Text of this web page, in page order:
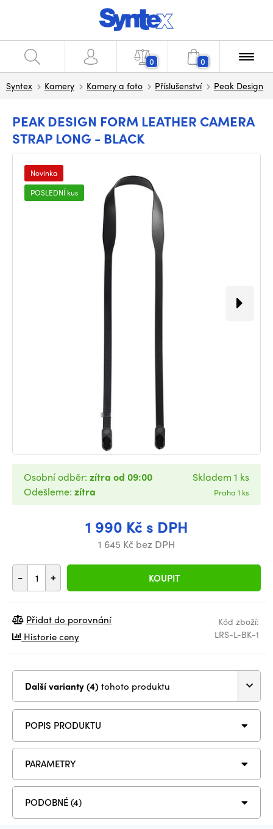
0 0
Syntex Kamery Kamery a foto Příslušenství Peak Design
PEAK DESIGN FORM LEATHER CAMERA
STRAP LONG - BLACK
Novinka
POSLEDNÍ kus
1 990 Kč s DPH
1 645 Kč bez DPH
- + KOUPIT
Osobní odběr: zítra od 09:00
Odešleme: zítra
Skladem 1 ks
Praha 1 ks
Kód zboží:
LRS-L-BK-1
Přidat do porovnání
Historie ceny
Další varianty (4) tohoto produktu
POPIS PRODUKTU
PARAMETRY
PODOBNÉ (4)